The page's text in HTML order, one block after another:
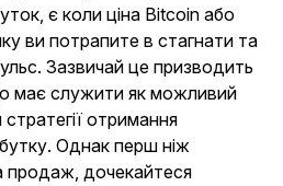
є коли ціна Bitcoin або
ви потрапите в стагнати та
Зазвичай це призводить
має служити як можливий
отримання
Однак перш ніж
продаж, дочекайтеся